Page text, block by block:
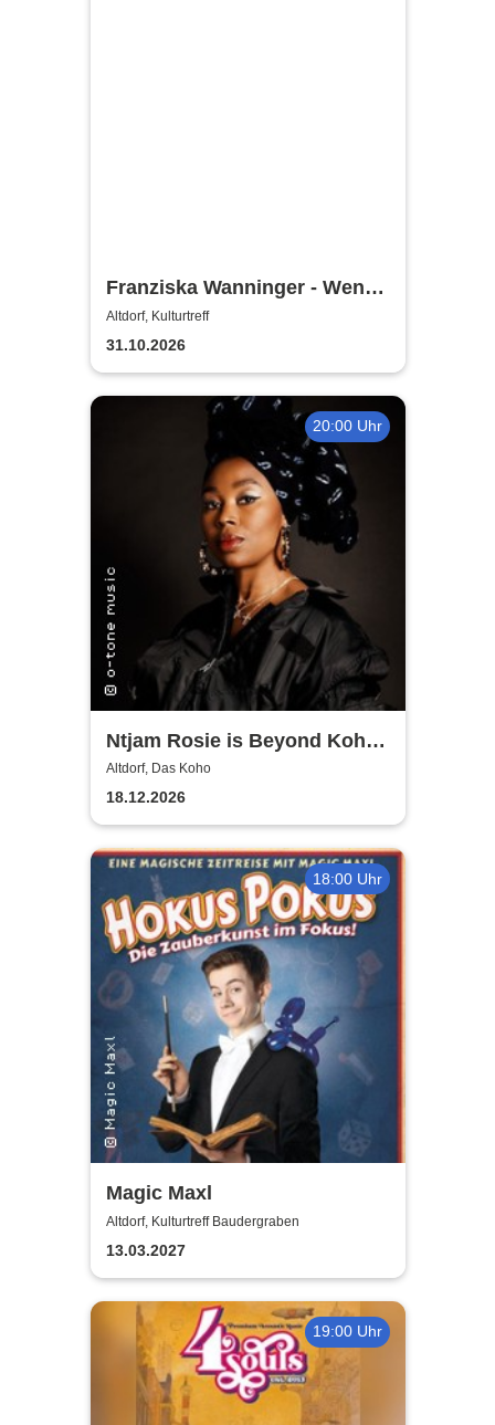
Franziska Wanninger - Wenn
du wen brauchst, ruf mich
nicht an
Altdorf, Kulturtreff
31.10.2026
20:00 Uhr
Ntjam Rosie is Beyond Koho
Altdorf
Altdorf, Das Koho
18.12.2026
18:00 Uhr
Magic Maxl
Altdorf, Kulturtreff Baudergraben
13.03.2027
19:00 Uhr